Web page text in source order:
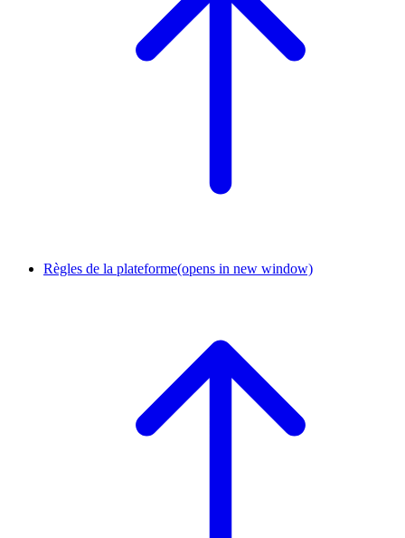
Règles de la plateforme(opens in new window)